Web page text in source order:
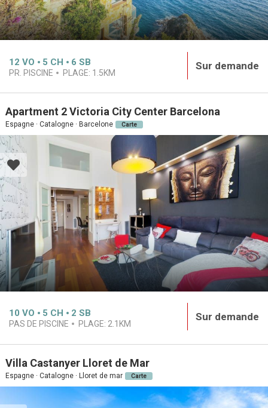
12 VO 5 CH 6 SB
PR. PISCINE PLAGE: 1.5KM
Sur demande
Apartment 2 Victoria City Center Barcelona
Espagne · Catalogne · Barcelone Carte
10 VO 5 CH 2 SB
PAS DE PISCINE PLAGE: 2.1KM
Sur demande
Villa Castanyer Lloret de Mar
Espagne · Catalogne · Lloret de mar Carte